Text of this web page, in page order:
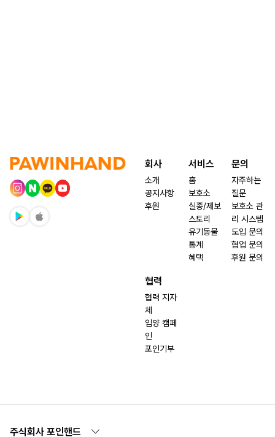
회사
소개
공지사항
후원
서비스
홈
보호소
실종/제보
스토리
유기동물
통계
혜택
문의
자주하는
질문
보호소 관
리 시스템
도입 문의
협업 문의
후원 문의
협력
협력 지자
체
입양 캠페
인
포인기부
주식회사 포인핸드